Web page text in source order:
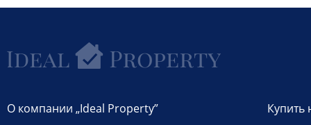
О компании „Ideal Property”
Купить